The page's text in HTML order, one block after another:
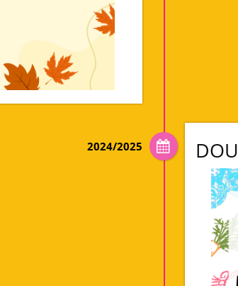
2024/2025